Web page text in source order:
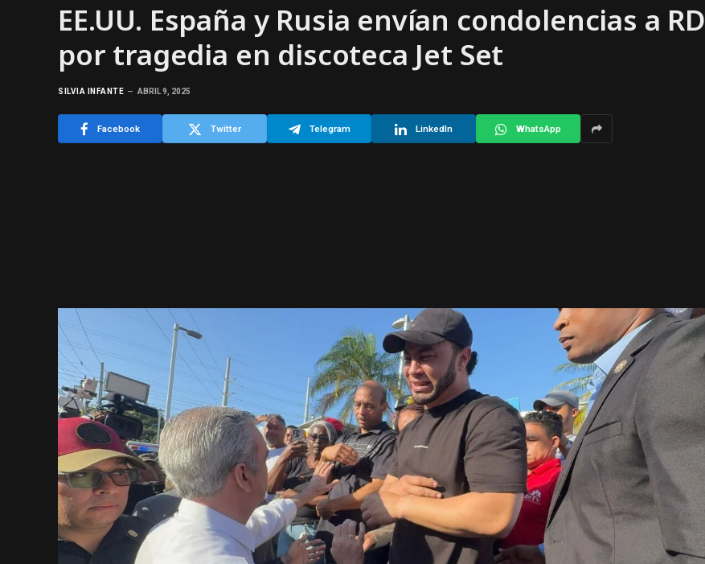
EE.UU. España y Rusia envían condolencias a RD
por tragedia en discoteca Jet Set
SILVIA INFANTE ABRIL 9, 2025
Facebook Twitter Telegram LinkedIn WhatsApp